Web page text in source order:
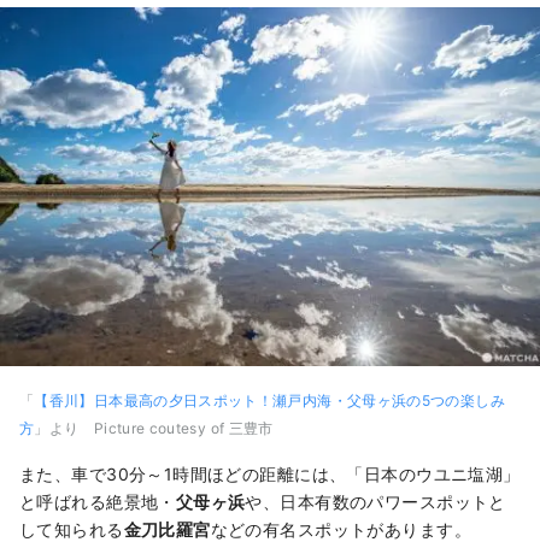
「 【香川】日本最高の夕日スポット！瀬戸内海・父母ヶ浜の5つの楽しみ
方 」より Picture coutesy of 三豊市
また、車で30分～1時間ほどの距離には、「日本のウユニ塩湖」
と呼ばれる絶景地・ 父母ヶ浜や、日本有数のパワースポットと
して知られる金刀比羅宮などの有名スポットがあります。